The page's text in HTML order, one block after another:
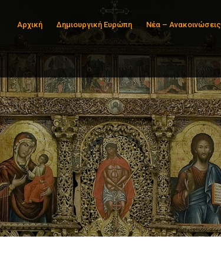
Αρχική Δημιουργική Ευρώπη Νέα – Ανακοινώσεις